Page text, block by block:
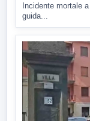
Incidente mortale
guida...